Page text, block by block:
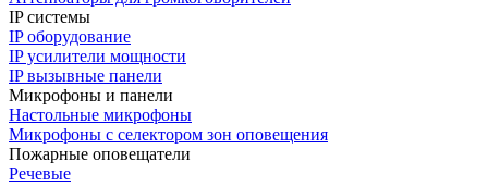
IP системы
IP оборудование
IP усилители мощности
IP вызывные панели
Микрофоны и панели
Настольные микрофоны
Микрофоны с селектором зон оповещения
Пожарные оповещатели
Речевые